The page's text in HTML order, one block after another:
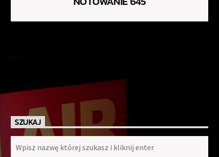
SZUKAJ